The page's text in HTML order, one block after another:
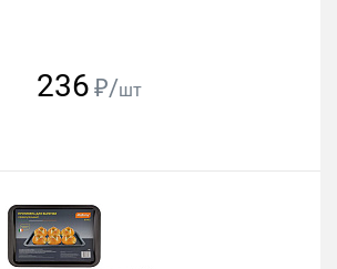
236 ₽/шт